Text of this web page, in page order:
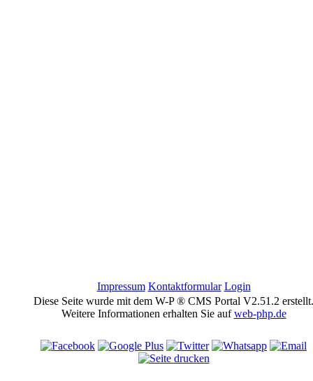
Impressum Kontaktformular Login
Diese Seite wurde mit dem W-P ® CMS Portal V2.51.2 erstellt.
Weitere Informationen erhalten Sie aufweb-php.de